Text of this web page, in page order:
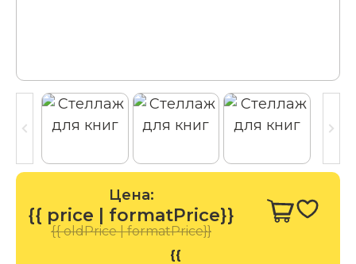
Цена:
{{ price | formatPrice}}
{{ oldPrice | formatPrice}}
{{